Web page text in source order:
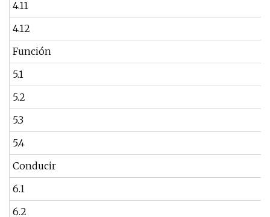
4.11
4.12
Función
5.1
5.2
5.3
5.4
Conducir
6.1
6.2